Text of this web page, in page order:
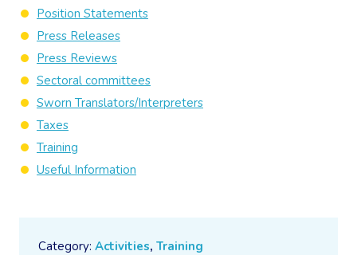
Category: Activities, Training
Position Statements
Press Releases
Press Reviews
Sectoral committees
Sworn Translators/Interpreters
Taxes
Training
Useful Information